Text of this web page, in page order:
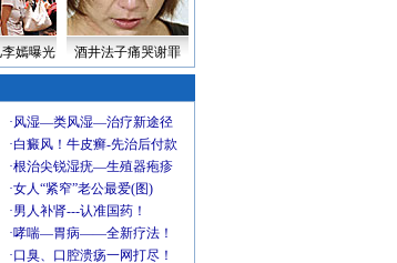
嫣曝光 酒井法子痛哭谢罪